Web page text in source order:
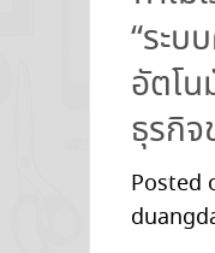
“ระบ
อัตโน
ธุรกิจ
Posted